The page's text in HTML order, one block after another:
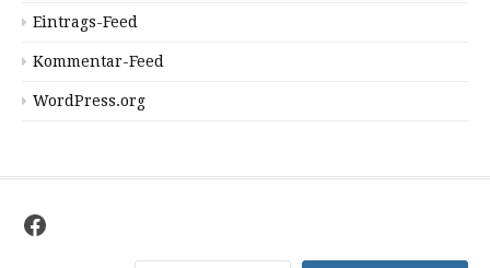
Eintrags-Feed
Kommentar-Feed
WordPress.org
Facebook